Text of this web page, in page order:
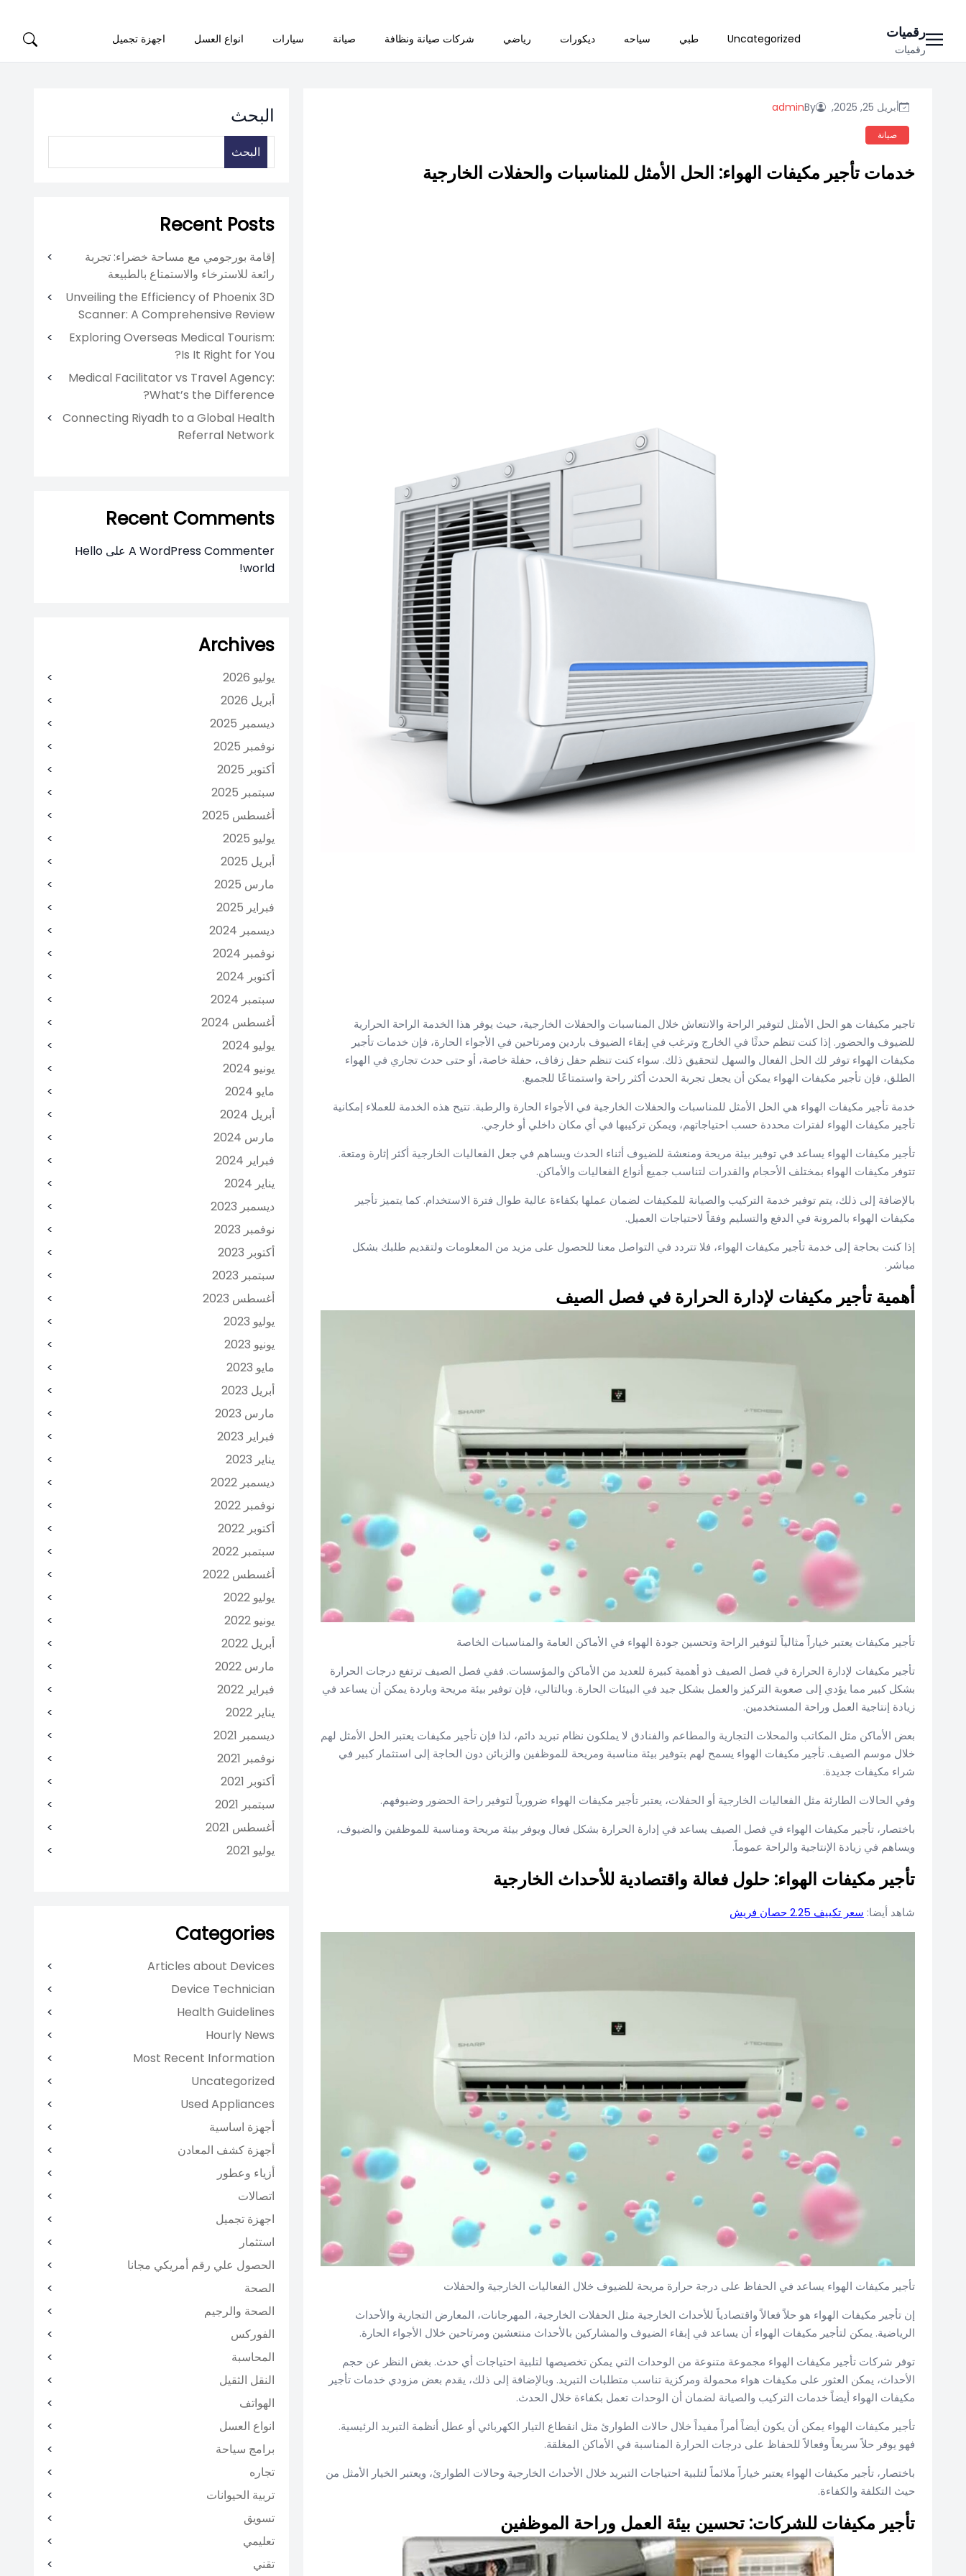
content
رقميات
رقميات
Uncategorized طبي سياحه ديكورات رياضي شركات صيانة ونظافة صيانة سيارات انواع العسل اجهزة تجميل
أبريل 25, 2025, By
admin
صيانة
خدمات تأجير مكيفات الهواء: الحل الأمثل للمناسبات والحفلات الخارجية
تاجير مكيفات هو الحل الأمثل لتوفير الراحة والانتعاش خلال المناسبات والحفلات الخارجية، حيث يوفر هذا الخدمة الراحة الحرارية
للضيوف والحضور. إذا كنت تنظم حدثًا في الخارج وترغب في إبقاء الضيوف باردين ومرتاحين في الأجواء الحارة، فإن خدمات تأجير
مكيفات الهواء توفر لك الحل الفعال والسهل لتحقيق ذلك. سواء كنت تنظم حفل زفاف، حفلة خاصة، أو حتى حدث تجاري في الهواء
الطلق، فإن تأجير مكيفات الهواء يمكن أن يجعل تجربة الحدث أكثر راحة واستمتاعًا للجميع.
خدمة تأجير مكيفات الهواء هي الحل الأمثل للمناسبات والحفلات الخارجية في الأجواء الحارة والرطبة. تتيح هذه الخدمة للعملاء إمكانية
تأجير مكيفات الهواء لفترات محددة حسب احتياجاتهم، ويمكن تركيبها في أي مكان داخلي أو خارجي.
تأجير مكيفات الهواء يساعد في توفير بيئة مريحة ومنعشة للضيوف أثناء الحدث ويساهم في جعل الفعاليات الخارجية أكثر إثارة ومتعة.
تتوفر مكيفات الهواء بمختلف الأحجام والقدرات لتناسب جميع أنواع الفعاليات والأماكن.
بالإضافة إلى ذلك، يتم توفير خدمة التركيب والصيانة للمكيفات لضمان عملها بكفاءة عالية طوال فترة الاستخدام. كما يتميز تأجير
مكيفات الهواء بالمرونة في الدفع والتسليم وفقاً لاحتياجات العميل.
إذا كنت بحاجة إلى خدمة تأجير مكيفات الهواء، فلا تتردد في التواصل معنا للحصول على مزيد من المعلومات ولتقديم طلبك بشكل
مباشر.
أهمية تأجير مكيفات لإدارة الحرارة في فصل الصيف
تأجير مكيفات يعتبر خياراً مثالياً لتوفير الراحة وتحسين جودة الهواء في الأماكن العامة والمناسبات الخاصة
تأجير مكيفات لإدارة الحرارة في فصل الصيف ذو أهمية كبيرة للعديد من الأماكن والمؤسسات. ففي فصل الصيف ترتفع درجات الحرارة
بشكل كبير مما يؤدي إلى صعوبة التركيز والعمل بشكل جيد في البيئات الحارة. وبالتالي، فإن توفير بيئة مريحة وباردة يمكن أن يساعد في
زيادة إنتاجية العمل وراحة المستخدمين.
بعض الأماكن مثل المكاتب والمحلات التجارية والمطاعم والفنادق لا يملكون نظام تبريد دائم، لذا فإن تأجير مكيفات يعتبر الحل الأمثل لهم
خلال موسم الصيف. تأجير مكيفات الهواء يسمح لهم بتوفير بيئة مناسبة ومريحة للموظفين والزبائن دون الحاجة إلى استثمار كبير في
شراء مكيفات جديدة.
وفي الحالات الطارئة مثل الفعاليات الخارجية أو الحفلات، يعتبر تأجير مكيفات الهواء ضرورياً لتوفير راحة الحضور وضيوفهم.
باختصار، تأجير مكيفات الهواء في فصل الصيف يساعد في إدارة الحرارة بشكل فعال ويوفر بيئة مريحة ومناسبة للموظفين والضيوف،
ويساهم في زيادة الإنتاجية والراحة عموماً.
تأجير مكيفات الهواء: حلول فعالة واقتصادية للأحداث الخارجية
شاهد أيضا: سعر تكييف 2.25 حصان فريش
تأجير مكيفات الهواء يساعد في الحفاظ على درجة حرارة مريحة للضيوف خلال الفعاليات الخارجية والحفلات
إن تأجير مكيفات الهواء هو حلاً فعالاً واقتصادياً للأحداث الخارجية مثل الحفلات الخارجية، المهرجانات، المعارض التجارية والأحداث
الرياضية. يمكن لتأجير مكيفات الهواء أن يساعد في إبقاء الضيوف والمشاركين بالأحداث منتعشين ومرتاحين خلال الأجواء الحارة.
توفر شركات تأجير مكيفات الهواء مجموعة متنوعة من الوحدات التي يمكن تخصيصها لتلبية احتياجات أي حدث. بغض النظر عن حجم
الأحداث، يمكن العثور على مكيفات هواء محمولة ومركزية تناسب متطلبات التبريد. وبالإضافة إلى ذلك، يقدم بعض مزودي خدمات تأجير
مكيفات الهواء أيضاً خدمات التركيب والصيانة لضمان أن الوحدات تعمل بكفاءة خلال الحدث.
تأجير مكيفات الهواء يمكن أن يكون أيضاً أمراً مفيداً خلال حالات الطوارئ مثل انقطاع التيار الكهربائي أو عطل أنظمة التبريد الرئيسية.
فهو يوفر حلاً سريعاً وفعالاً للحفاظ على درجات الحرارة المناسبة في الأماكن المغلقة.
باختصار، تأجير مكيفات الهواء يعتبر خياراً ملائماً لتلبية احتياجات التبريد خلال الأحداث الخارجية وحالات الطوارئ، ويعتبر الخيار الأمثل من
حيث التكلفة والكفاءة.
تأجير مكيفات للشركات: تحسين بيئة العمل وراحة الموظفين
البحث
البحث
Recent Posts
إقامة بورجومي مع مساحة خضراء: تجربة
رائعة للاسترخاء والاستمتاع بالطبيعة
Unveiling the Efficiency of Phoenix 3D
Scanner: A Comprehensive Review
Exploring Overseas Medical Tourism:
Is It Right for You?
Medical Facilitator vs Travel Agency:
What’s the Difference?
Connecting Riyadh to a Global Health
Referral Network
Recent Comments
A WordPress Commenter على Hello
world!
Archives
يوليو 2026
أبريل 2026
ديسمبر 2025
نوفمبر 2025
أكتوبر 2025
سبتمبر 2025
أغسطس 2025
يوليو 2025
أبريل 2025
مارس 2025
فبراير 2025
ديسمبر 2024
نوفمبر 2024
أكتوبر 2024
سبتمبر 2024
أغسطس 2024
يوليو 2024
يونيو 2024
مايو 2024
أبريل 2024
مارس 2024
فبراير 2024
يناير 2024
ديسمبر 2023
نوفمبر 2023
أكتوبر 2023
سبتمبر 2023
أغسطس 2023
يوليو 2023
يونيو 2023
مايو 2023
أبريل 2023
مارس 2023
فبراير 2023
يناير 2023
ديسمبر 2022
نوفمبر 2022
أكتوبر 2022
سبتمبر 2022
أغسطس 2022
يوليو 2022
يونيو 2022
أبريل 2022
مارس 2022
فبراير 2022
يناير 2022
ديسمبر 2021
نوفمبر 2021
أكتوبر 2021
سبتمبر 2021
أغسطس 2021
يوليو 2021
Categories
Articles about Devices
Device Technician
Health Guidelines
Hourly News
Most Recent Information
Uncategorized
Used Appliances
أجهزة اساسية
أجهزة كشف المعادن
أزياء وعطور
اتصالات
اجهزة تجميل
استثمار
الحصول علي رقم أمريكي مجانا
الصحة
الصحة والرجيم
الفوركس
المحاسبة
النقل الثقيل
الهواتف
انواع العسل
برامج سياحة
تجاره
تربية الحيوانات
تسويق
تعليمي
تقني